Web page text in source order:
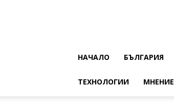
НАЧАЛО БЪЛГАРИЯ
ТЕХНОЛОГИИ МНЕНИЕ